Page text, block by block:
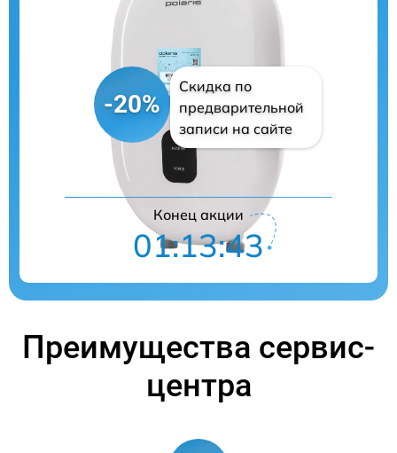
-20%
Скидка по
предварительной
записи на сайте
Конец акции
01:13:42
Преимущества сервис-
центра